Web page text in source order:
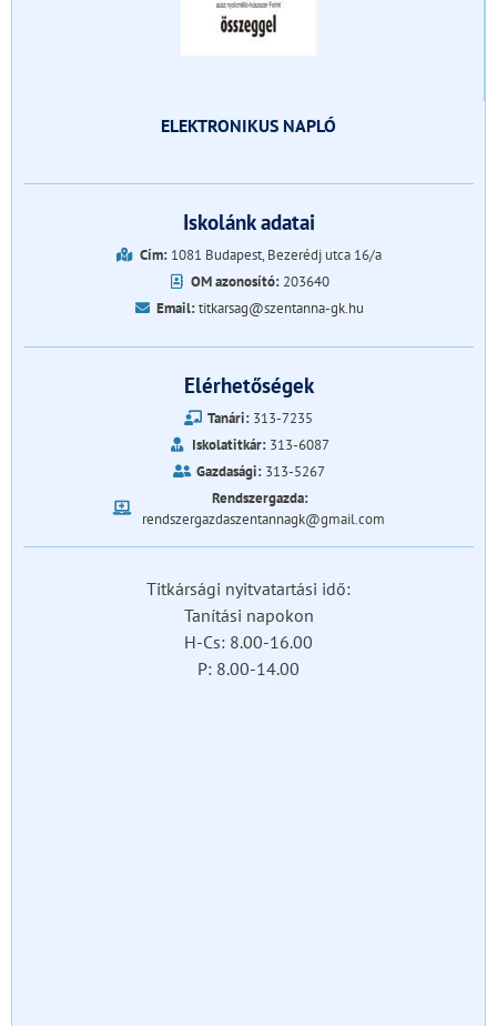
ELEKTRONIKUS NAPLÓ
Iskolánk adatai
Cím:1081 Budapest, Bezerédj utca 16/a
OM azonosító: 203640
Email:titkarsag@szentanna-gk.hu
Elérhetőségek
Tanári: 313-7235
Iskolatitkár:313-6087
Gazdasági:313-5267
Rendszergazda:
rendszergazdaszentannagk@gmail.com
Titkársági nyitvatartási idő:
Tanítási napokon
H-Cs: 8.00-16.00
P: 8.00-14.00